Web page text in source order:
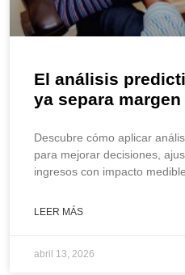
El análisis
ya separa
Descubre cómo aplicar
para mejorar decisiones,
ingresos con impacto medible.
LEER MÁS
abril 13, 2026